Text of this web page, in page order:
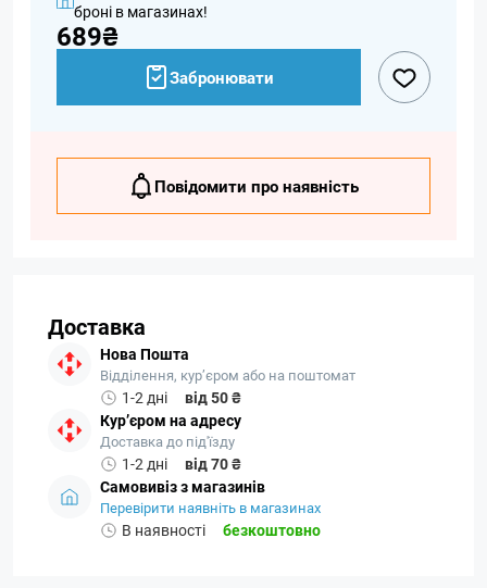
броні в магазинах!
689₴
Забронювати
Повідомити про наявність
Доставка
Нова Пошта
Відділення, кур’єром або на поштомат
1-2 дні
від 50 ₴
Кур’єром на адресу
Доставка до під'їзду
1-2 дні
від 70 ₴
Самовивіз з магазинів
Перевірити наявніть в магазинах
В наявності безкоштовно